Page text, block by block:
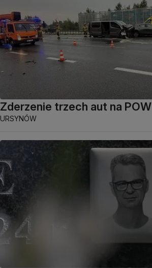
Zderzenie trzech aut na POW
URSYNÓW